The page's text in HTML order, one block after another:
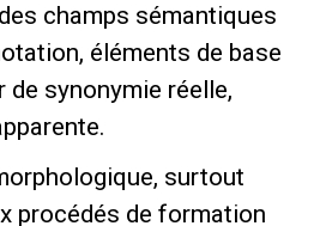
champs sémantiques
éléments de base
de synonymie réelle,
surtout
procédés de formation